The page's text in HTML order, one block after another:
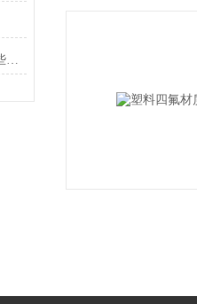
不锈钢矩鞍环的生产过程中涉及哪些关键工艺？